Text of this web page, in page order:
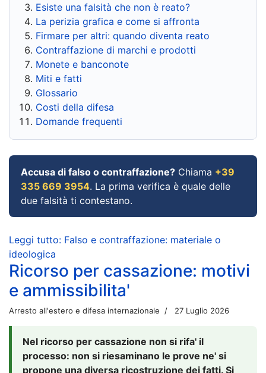
Esiste una falsità che non è reato?
La perizia grafica e come si affronta
Firmare per altri: quando diventa reato
Contraffazione di marchi e prodotti
Monete e banconote
Miti e fatti
Glossario
Costi della difesa
Domande frequenti
Accusa di falso o contraffazione? Chiama +39
335 669 3954. La prima verifica è quale delle
due falsità ti contestano.
Leggi tutto: Falso e contraffazione: materiale o
ideologica
Ricorso per cassazione: motivi
e ammissibilita'
Arresto all'estero e difesa internazionale 27 Luglio 2026
Nel ricorso per cassazione non si rifa' il
processo: non si riesaminano le prove ne' si
propone una diversa ricostruzione dei fatti. Si